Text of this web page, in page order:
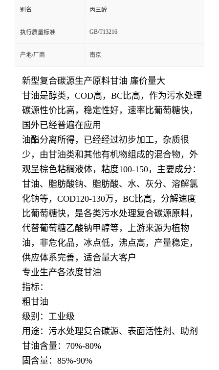
别名 丙三醇
执行质量标准 GB/T13216
产地/厂商 南京
新型复合碳源生产原料甘油 廉价量大
甘油是醇类，COD高，BC比高，作为污水处理
碳源性价比高，稳定性好，速率比葡萄糖快，
国外已经普遍在应用
油酯分离所得，已经经过初步加工，杂质很
少，由甘油类和其他有机物组成的混合物，外
观呈棕色粘稠液体，粘度100-150，主要成分：
甘油、脂肪酸钠、脂肪酸、水、灰分、溶解氯
化钠等，COD120-130万，BC比高，分解速度
比葡萄糖快，是各类污水处理复合碳源原料，
代替葡萄糖乙酸钠甲醇等，上游来源为植物
油，非危化品，冰点低，沸点高，产量稳定，
供应体系完善，适合量大客户
专业生产各浓度甘油
指标：
粗甘油
级别：工业级
用途：污水处理复合碳源、表面活性剂、助剂
甘油含量：70%-80%
固含量：85%-90%